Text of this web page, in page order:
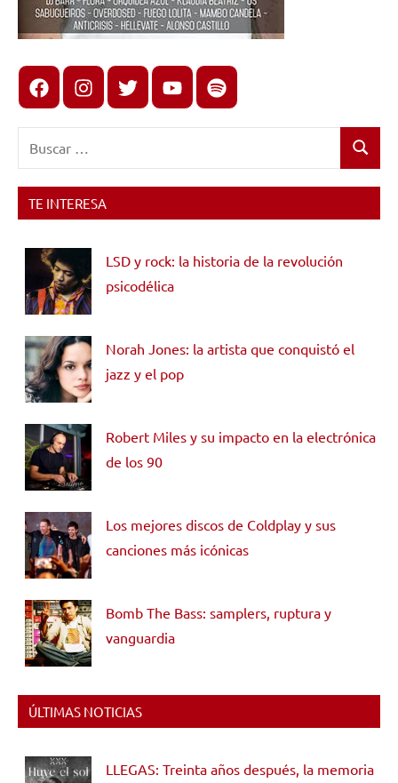
FacebookInstagram
X youtubespotify
Buscar
TE INTERESA
LSD y rock: la historia de la revolución
psicodélica
Norah Jones: la artista que conquistó el
jazz y el pop
Robert Miles y su impacto en la electrónica
de los 90
Los mejores discos de Coldplay y sus
canciones más icónicas
Bomb The Bass: samplers, ruptura y
vanguardia
ÚLTIMAS NOTICIAS
LLEGAS: Treinta años después, la memoria